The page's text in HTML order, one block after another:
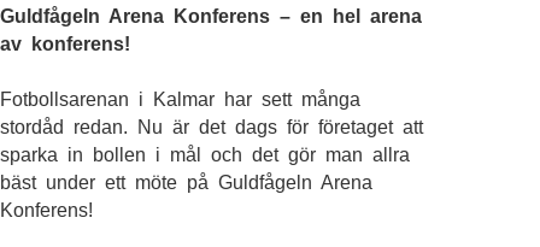
Guldfågeln Arena Konferens – en hel arena
av konferens!
Fotbollsarenan i Kalmar har sett många
stordåd redan. Nu är det dags för företaget att
sparka in bollen i mål och det gör man allra
bäst under ett möte på Guldfågeln Arena
Konferens!